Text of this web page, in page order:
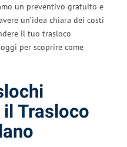
un preventivo gratuito e
un’idea chiara dei costi
il tuo trasloco
oggi per scoprire come
Trasloco